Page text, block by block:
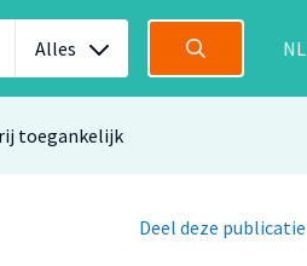
Alles NL
toegankelijk
Deel deze publicatie